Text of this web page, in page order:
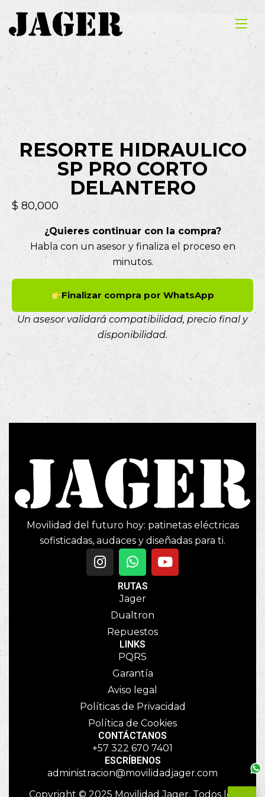
RESORTE HIDRAULICO
SP PRO CORTO
DELANTERO
$ 80,000
¿Quieres continuar con la compra?
Habla con un asesor y finaliza el proceso en
minutos.
Finalizar compra por WhatsApp
Un asesor validará compatibilidad, precio final y
disponibilidad.
Movilidad del futuro hoy: patinetas eléctricas
sofisticadas, audaces y diseñadas para ti.
RUTAS
Jager
Dualtron
Repuestos
LINKS
PQRS
Garantía
Aviso legal
Políticas de Privacidad
Política de Cookies
CONTÁCTANOS
+57 322 670 7401
ESCRÍBENOS
administracion@movilidadjager.com
Copyright © 2025 Movilidad Jager, Todos los